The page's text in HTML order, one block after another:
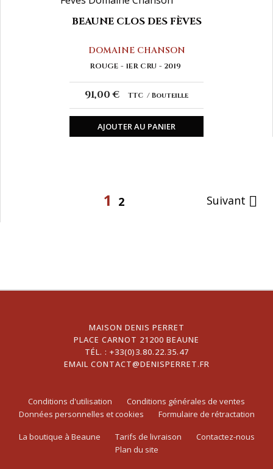
BEAUNE CLOS DES FÈVES
DOMAINE CHANSON
ROUGE 1ER CRU 2019
91,00 € TTC Bouteille
AJOUTER AU PANIER
1 2 Suivant 
MAISON DENIS PERRET
PLACE CARNOT 21200 BEAUNE
TÉL. : +33(0)3.80.22.35.47
EMAIL CONTACT@DENISPERRET.FR
Conditions d'utilisation
Conditions générales de ventes
Données personnelles et cookies
Formulaire de rétractation
La boutique à Beaune Tarifs de livraison
Contactez-nous
Plan du site